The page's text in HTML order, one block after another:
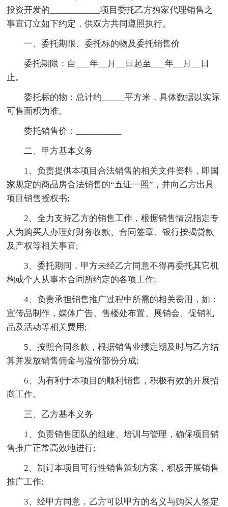
投资开发的___________项目委托乙方独家代理销售之
事宜订立如下约定，供双方共同遵照执行。
一、委托期限、委托标的物及委托销售价
委托期限：自___年__月__日起至___年__月__日
止。
委托标的物：总计约_____平方米，具体数据以实际
可售面积为准。
委托销售价：__________
二、甲方基本义务
1、负责提供本项目合法销售的相关文件资料，即国
家规定的商品房合法销售的“五证一照”，并向乙方出具
项目销售授权书;
2、全力支持乙方的销售工作，根据销售情况指定专
人为购买人办理好财务收款、合同签章、银行按揭贷款
及产权等相关事宜;
3、委托期间，甲方未经乙方同意不得再委托其它机
构或个人从事本合同所约定的各项工作;
4、负责承担销售推广过程中所需的相关费用，如：
宣传品制作，媒体广告、售楼处布置、展销会、促销礼
品及活动等相关费用;
5、按照合同条款，根据销售业绩定期及时与乙方结
算并发放销售佣金与溢价部份分成;
6、为有利于本项目的顺利销售，积极有效的开展招
商工作。
三、乙方基本义务
1、负责销售团队的组建、培训与管理，确保项目销
售推广正常高效地进行;
2、制订本项目可行性销售策划方案，积极开展销售
推广工作;
3、经甲方同意，乙方可以甲方的名义与购买人签定